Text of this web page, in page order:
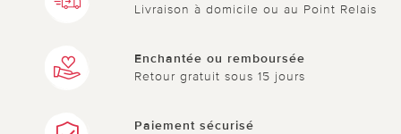
Livraison à domicile ou au Point Relais
Enchantée ou remboursée
Retour gratuit sous 15 jours
Paiement sécurisé